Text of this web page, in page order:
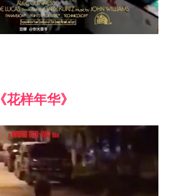
《花样年华》